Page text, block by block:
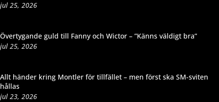
jul 25, 2026
Övertygande guld till Fanny och Wictor – ”Känns väldigt bra”
jul 25, 2026
Allt händer kring Montler för tillfället – men först ska SM-sviten
hållas
jul 23, 2026